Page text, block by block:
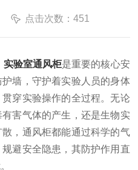
点击次数：451
实验室通风柜是重要的核心安
墙，守护着实验人员的身体
穿实验操作的全过程。无论
害气体的产生，还是生物实
，通风柜都能通过科学的气
避安全隐患，其防护作用直